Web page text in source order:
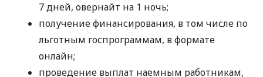
7 дней, овернайт на 1 ночь;
получение финансирования, в том числе по
льготным госпрограммам, в формате
онлайн;
проведение выплат наемным работникам,